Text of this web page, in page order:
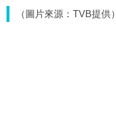
（圖片來源：TVB提供）